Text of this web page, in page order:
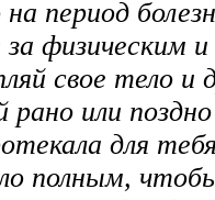
на период
за физическим
свое тело и
рано или
для
полным,